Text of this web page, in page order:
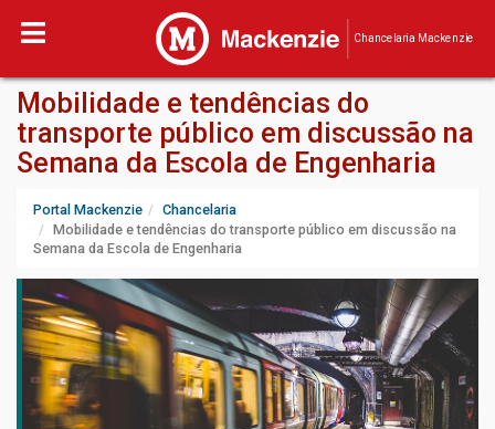
Chancelaria Mackenzie
Mobilidade e tendências do
transporte público em discussão na
Semana da Escola de Engenharia
Portal Mackenzie
Chancelaria
Mobilidade e tendências do transporte público em discussão na
Semana da Escola de Engenharia